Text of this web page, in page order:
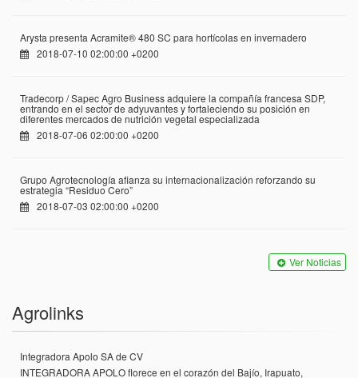
Arysta presenta Acramite® 480 SC para hortícolas en invernadero
2018-07-10 02:00:00 +0200
Tradecorp / Sapec Agro Business adquiere la compañía francesa SDP,
entrando en el sector de adyuvantes y fortaleciendo su posición en
diferentes mercados de nutrición vegetal especializada
2018-07-06 02:00:00 +0200
Grupo Agrotecnología afianza su internacionalización reforzando su
estrategia “Residuo Cero”
2018-07-03 02:00:00 +0200
Ver Noticias
Agrolinks
Integradora Apolo SA de CV
INTEGRADORA APOLO florece en el corazón del Bajío, Irapuato,